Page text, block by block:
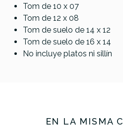
Tom de 10 x 07
Tom de 12 x 08
Tom de suelo de 14 x 12
Tom de suelo de 16 x 14
No incluye platos ni sillín
EN LA MISMA